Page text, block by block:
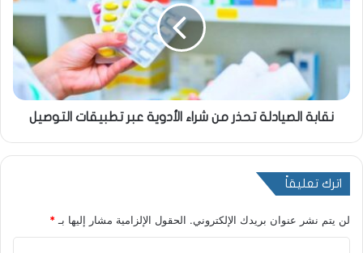
نقابة الصيادلة تحذر من شراء الأدوية عبر تطبيقات التوصيل
اترك تعليقاً
لن يتم نشر عنوان بريدك الإلكتروني. الحقول الإلزامية مشار إليها بـ *